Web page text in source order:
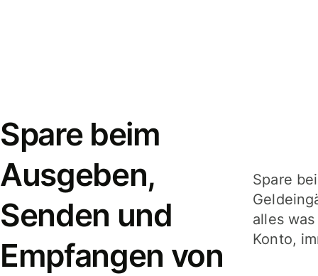
Spare beim
Ausgeben,
Senden und
Empfangen von
Spare
alles
Konto,